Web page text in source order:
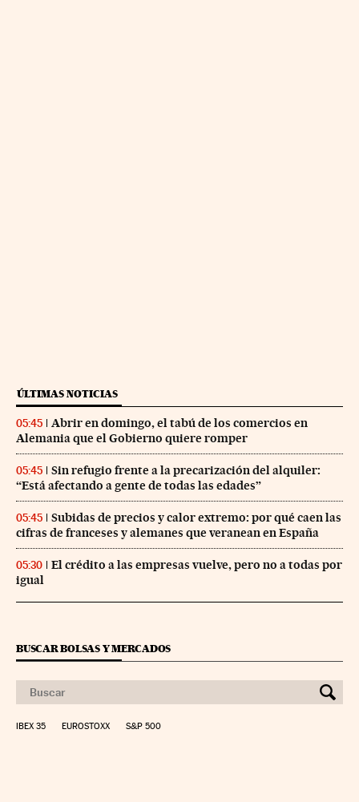
ÚLTIMAS NOTICIAS
05:45
Abrir en domingo, el tabú de los comercios en
Alemania que el Gobierno quiere romper
05:45
Sin refugio frente a la precarización del alquiler:
“Está afectando a gente de todas las edades”
05:45
Subidas de precios y calor extremo: por qué caen las
cifras de franceses y alemanes que veranean en España
05:30
El crédito a las empresas vuelve, pero no a todas por
igual
BUSCAR BOLSAS Y MERCADOS
IBEX 35 EUROSTOXX S&P 500